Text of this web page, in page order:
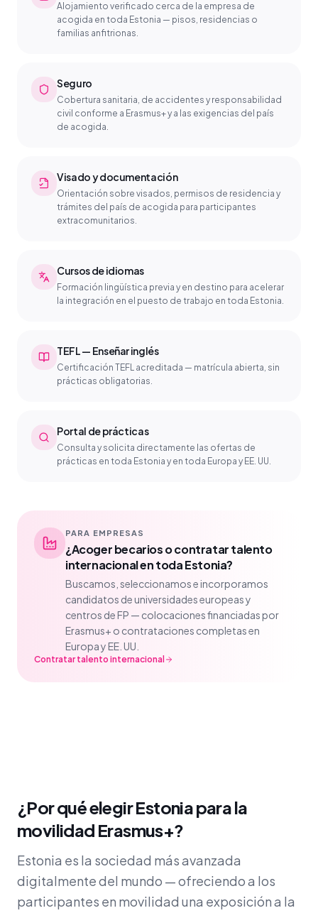
Alojamiento verificado cerca de la empresa de
acogida en toda Estonia — pisos, residencias o
familias anfitrionas.
Seguro
Cobertura sanitaria, de accidentes y responsabilidad
civil conforme a Erasmus+ y a las exigencias del país
de acogida.
Visado y documentación
Orientación sobre visados, permisos de residencia y
trámites del país de acogida para participantes
extracomunitarios.
Cursos de idiomas
Formación lingüística previa y en destino para acelerar
la integración en el puesto de trabajo en toda Estonia.
TEFL — Enseñar inglés
Certificación TEFL acreditada — matrícula abierta, sin
prácticas obligatorias.
Portal de prácticas
Consulta y solicita directamente las ofertas de
prácticas en toda Estonia y en toda Europa y EE. UU.
PARA EMPRESAS
¿Acoger becarios o contratar talento
internacional en toda Estonia?
Buscamos, seleccionamos e incorporamos
candidatos de universidades europeas y
centros de FP — colocaciones financiadas por
Erasmus+ o contrataciones completas en
Europa y EE. UU.
Contratar talento internacional
¿Por qué elegir Estonia para la
movilidad Erasmus+?
Estonia es la sociedad más avanzada
digitalmente del mundo — ofreciendo a los
participantes en movilidad una exposición a la